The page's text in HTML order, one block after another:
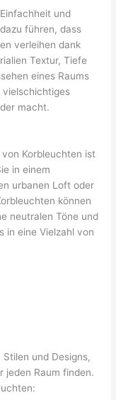
und
führen, dass
verleihen dank
Textur, Tiefe
eines Raums
vielschichtiges
macht.
Korbleuchten ist
in einem
urbanen Loft oder
können
neutralen Töne und
in eine Vielzahl von
und Designs,
jeden Raum finden.